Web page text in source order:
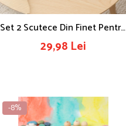
Set 2 Scutece Din Finet Pentru
Bebelusi, 100% Bumbac Moale,
29,98 Lei
-8%